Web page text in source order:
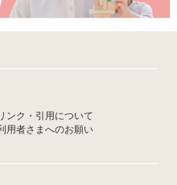
ンク・引用について
用者さまへのお願い